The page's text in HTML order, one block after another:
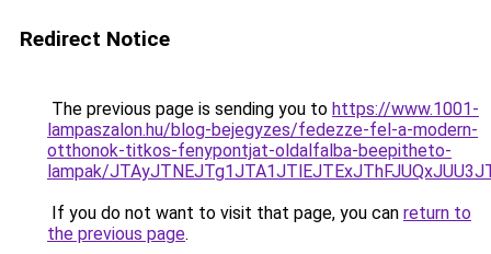
Redirect Notice
The previous page is sending you to https://www.1001-
lampaszalon.hu/blog-bejegyzes/fedezze-fel-a-modern-
otthonok-titkos-fenypontjat-oldalfalba-beepitheto-
lampak/
If you do not want to visit that page, you can return to
the previous page.